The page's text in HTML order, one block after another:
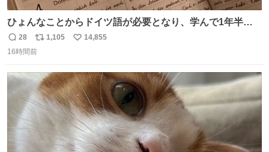
ひょんなことからドイツ語が必要となり、学んで1年半に
なる。 ちなみに最初の半年で『必携ドイツ文法総まとめ』
と『重要単語4000』を数十周して丸暗記した。読み書きに
Geminiの添削もエラーの指摘は激減し、上級の表現を教え
てもらう今日この頃。
返
信
28
リ
ポ
ト
数
1,105
い
数
14,855
16時間前